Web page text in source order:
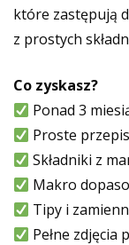
które zastępują
z prostych
Co zyskasz?
Ponad 3
Proste
Składniki z
Makro
Tipy i
Pełne zdjęcia